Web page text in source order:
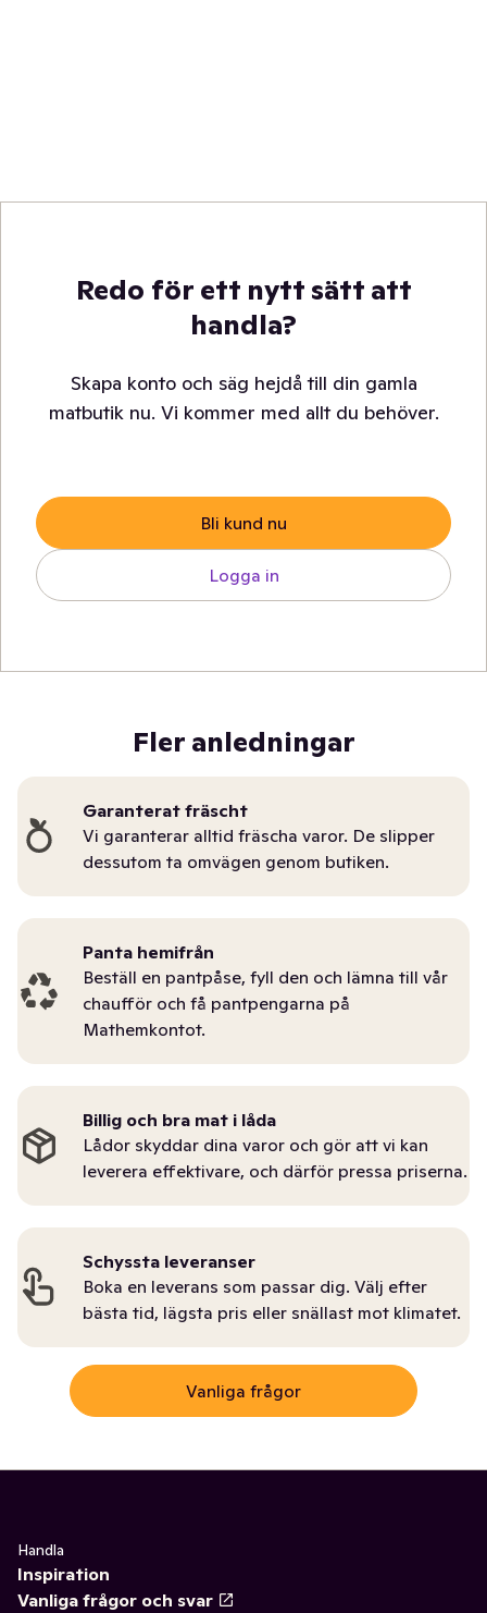
Redo för ett nytt sätt att
handla?
Skapa konto och säg hejdå till din gamla
matbutik nu. Vi kommer med allt du behöver.
Bli kund nu
Logga in
Fler anledningar
Garanterat fräscht
Vi garanterar alltid fräscha varor. De slipper
dessutom ta omvägen genom butiken.
Panta hemifrån
Beställ en pantpåse, fyll den och lämna till vår
chaufför och få pantpengarna på
Mathemkontot.
Billig och bra mat i låda
Lådor skyddar dina varor och gör att vi kan
leverera effektivare, och därför pressa priserna.
Schyssta leveranser
Boka en leverans som passar dig. Välj efter
bästa tid, lägsta pris eller snällast mot klimatet.
Vanliga frågor
Handla
Inspiration
Vanliga frågor och svar